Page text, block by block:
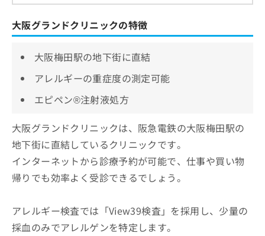
大阪グランドクリニックの特徴
大阪梅田駅の地下街に直結
アレルギーの重症度の測定可能
エピペン®注射液処方
大阪グランドクリニックは、阪急電鉄の大阪梅田駅の
地下街に直結しているクリニックです。
インターネットから診療予約が可能で、仕事や買い物
帰りでも効率よく受診できるでしょう。
アレルギー検査では「View39検査」を採用し、少量の
採血のみでアレルゲンを特定します。